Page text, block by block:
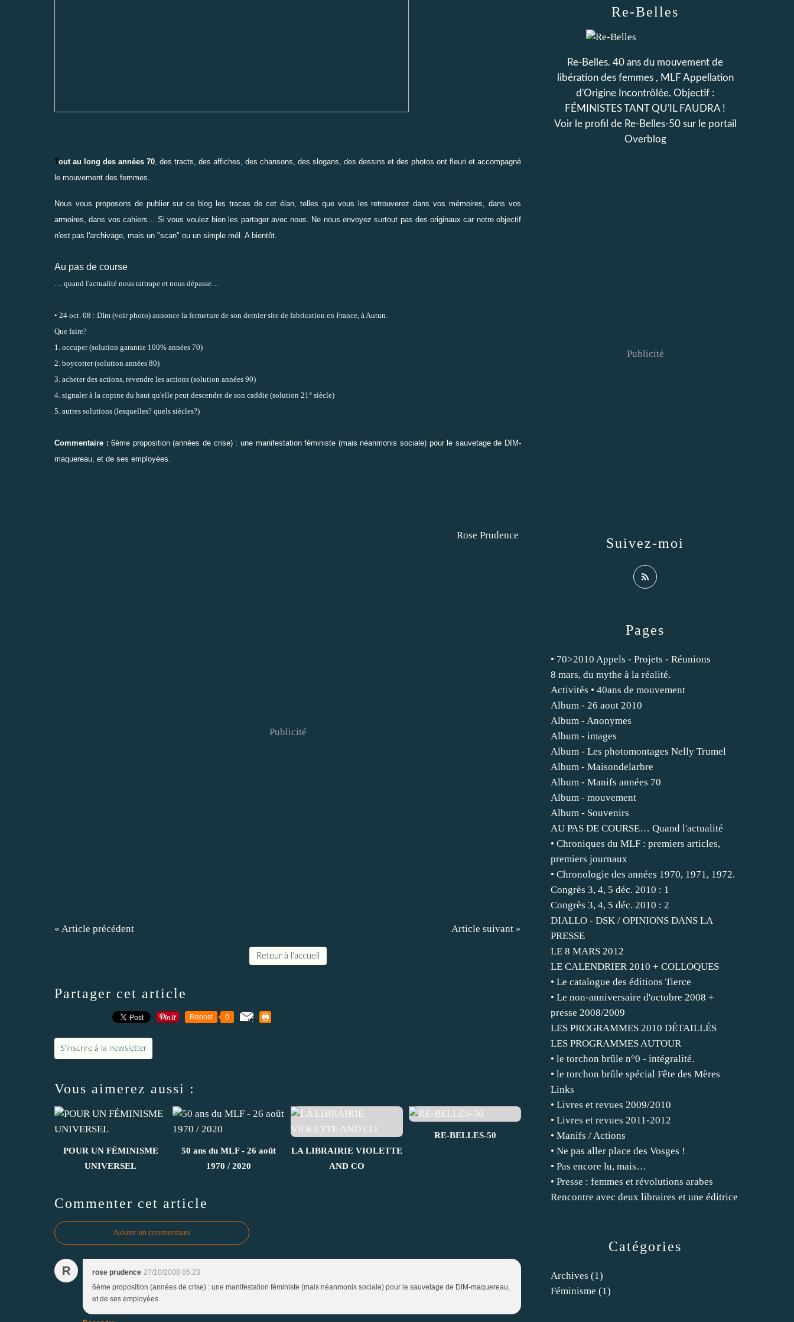
Tout au long des années 70 , des tracts, des affiches, des chansons, des slogans, des dessins et des photos ont fleuri et accompagné
le mouvement des femmes.
Nous vous proposons de publier sur ce blog les traces de cet élan, telles que vous les retrouverez dans vos mémoires, dans vos
armoires, dans vos cahiers… Si vous voulez bien les partager avec nous. Ne nous envoyez surtout pas des originaux car notre objectif
n'est pas l'archivage, mais un "scan" ou un simple mél. A bientôt.
Au pas de course
… quand l'actualité nous rattrape et nous dépasse…
• 24 oct. 08 : DIm (voir photo) annonce la fermeture de son dernier site de fabrication en France, à Autun.
Que faire?
1. occuper (solution garantie 100% années 70)
2. boycotter (solution années 80)
3. acheter des actions, revendre les actions (solution années 90)
4. signaler à la copine du haut qu'elle peut descendre de son caddie (solution 21° siècle)
5. autres solutions (lesquelles? quels siècles?)
Commentaire : 6ème proposition (années de crise) : une manifestation féministe (mais néanmonis sociale) pour le sauvetage de DIM-
maquereau, et de ses employées.
Rose Prudence
Publicité
« Article précédent Article suivant »
Retour à l'accueil
Partager cet article
Repost 0
S'inscrire à la newsletter
Vous aimerez aussi :
POUR UN FÉMINISME
UNIVERSEL
50 ans du MLF - 26 août
1970 / 2020
LA LIBRAIRIE VIOLETTE
AND CO
RE-BELLES-50
Commenter cet article
Ajouter un commentaire
R rose prudence 27/10/2008 05:23
6ème proposition (années de crise) : une manifestation féministe (mais néanmonis sociale) pour le sauvetage de DIM-maquereau,
et de ses employées
Catégories
Archives (1)
Féminisme (1)
Pages
• 70>2010 Appels - Projets - Réunions
8 mars, du mythe à la réalité.
Activités • 40ans de mouvement
Album - 26 aout 2010
Album - Anonymes
Album - images
Album - Les photomontages Nelly Trumel
Album - Maisondelarbre
Album - Manifs années 70
Album - mouvement
Album - Souvenirs
AU PAS DE COURSE… Quand l'actualité
• Chroniques du MLF : premiers articles,
premiers journaux
• Chronologie des années 1970, 1971, 1972.
Congrès 3, 4, 5 déc. 2010 : 1
Congrès 3, 4, 5 déc. 2010 : 2
DIALLO - DSK / OPINIONS DANS LA
PRESSE
LE 8 MARS 2012
LE CALENDRIER 2010 + COLLOQUES
• Le catalogue des éditions Tierce
• Le non-anniversaire d'octobre 2008 +
presse 2008/2009
LES PROGRAMMES 2010 DÉTAILLÉS
LES PROGRAMMES AUTOUR
• le torchon brûle n°0 - intégralité.
• le torchon brûle spécial Fête des Mères
Links
• Livres et revues 2009/2010
• Livres et revues 2011-2012
• Manifs / Actions
• Ne pas aller place des Vosges !
• Pas encore lu, mais…
• Presse : femmes et révolutions arabes
Rencontre avec deux libraires et une éditrice
Re-Belles
Re-Belles. 40 ans du mouvement de
libération des femmes , MLF Appellation
d'Origine Incontrôlée. Objectif :
FÉMINISTES TANT QU'IL FAUDRA !
Voir le profil de Re-Belles-50sur le portail
Overblog
Suivez-moi
Publicité